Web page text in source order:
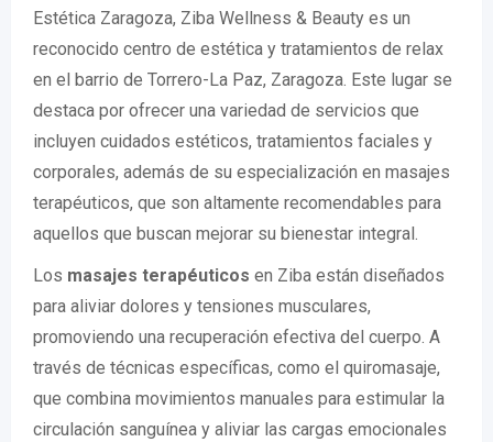
Estética Zaragoza, Ziba Wellness & Beauty es un
reconocido centro de estética y tratamientos de relax
en el barrio de Torrero-La Paz, Zaragoza. Este lugar se
destaca por ofrecer una variedad de servicios que
incluyen cuidados estéticos, tratamientos faciales y
corporales, además de su especialización en masajes
terapéuticos, que son altamente recomendables para
aquellos que buscan mejorar su bienestar integral.
Los masajes terapéuticos en Ziba están diseñados
para aliviar dolores y tensiones musculares,
promoviendo una recuperación efectiva del cuerpo. A
través de técnicas específicas, como el quiromasaje,
que combina movimientos manuales para estimular la
circulación sanguínea y aliviar las cargas emocionales